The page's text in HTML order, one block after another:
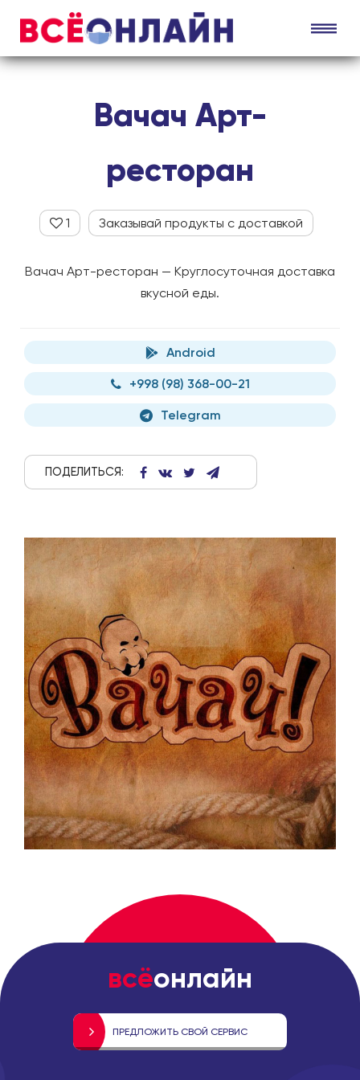
Вачач Арт-
ресторан
1 Заказывай продукты с доставкой
Вачач Арт-ресторан — Круглосуточная доставка
вкусной еды.
Android
+998 (98) 368-00-21
Telegram
ПОДЕЛИТЬСЯ:
всёонлайн
ПРЕДЛОЖИТЬ СВОЙ СЕРВИС